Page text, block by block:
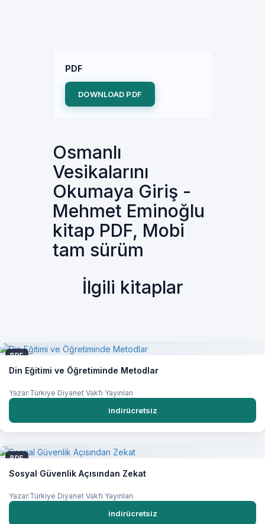
PDF
DOWNLOAD PDF
Osmanlı
Vesikalarını
Okumaya Giriş -
Mehmet Eminoğlu
kitap PDF, Mobi
tam sürüm
İlgili kitaplar
PDF
Din Eğitimi ve Öğretiminde Metodlar
Yazar:Türkiye Diyanet Vakfı Yayınları
indirücretsiz
PDF
Sosyal Güvenlik Açısından Zekat
Yazar:Türkiye Diyanet Vakfı Yayınları
indirücretsiz